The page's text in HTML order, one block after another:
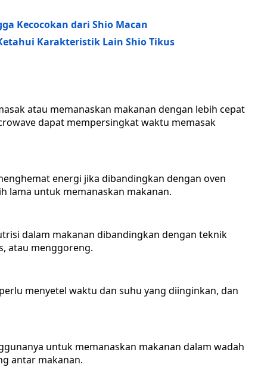
Kecocokan dari Shio Macan
Karakteristik Lain Shio Tikus
atau memanaskan makanan dengan lebih cepat
dapat mempersingkat waktu memasak
energi jika dibandingkan dengan oven
lama untuk memanaskan makanan.
dalam makanan dibandingkan dengan teknik
atau menggoreng.
menyetel waktu dan suhu yang diinginkan, dan
untuk memanaskan makanan dalam wadah
antar makanan.